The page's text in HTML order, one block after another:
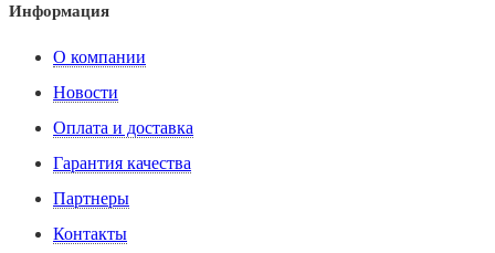
Информация
О компании
Новости
Оплата и доставка
Гарантия качества
Партнеры
Контакты